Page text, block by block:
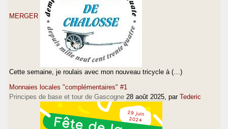
MERGER
Cette semaine, je roulais avec mon nouveau tricycle à (…)
Monnaies locales "complémentaires" #1
Principes de base et tour de Gascogne 28 août 2025 , par Tederic